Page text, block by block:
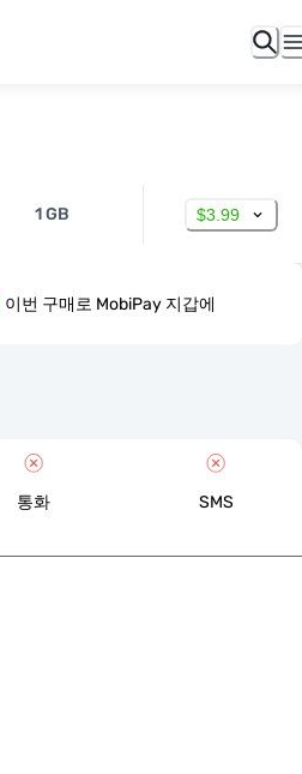
1 GB $3.99
이번 구매로 MobiPay 지갑에
통화 SMS